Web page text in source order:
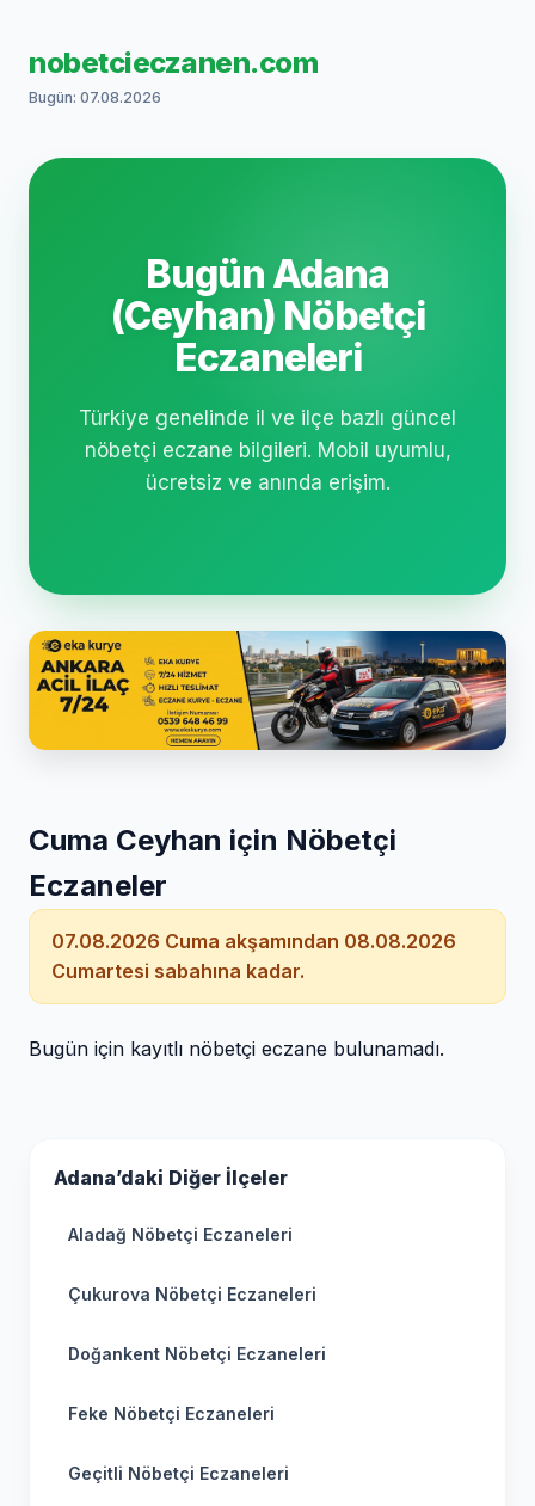
nobetcieczanen.com
Bugün: 07.08.2026
Bugün Adana
(Ceyhan) Nöbetçi
Eczaneleri
Türkiye genelinde il ve ilçe bazlı güncel
nöbetçi eczane bilgileri. Mobil uyumlu,
ücretsiz ve anında erişim.
Cuma Ceyhan için Nöbetçi
Eczaneler
07.08.2026 Cuma akşamından 08.08.2026
Cumartesi sabahına kadar.
Bugün için kayıtlı nöbetçi eczane bulunamadı.
Adana’daki Diğer İlçeler
Aladağ Nöbetçi Eczaneleri
Çukurova Nöbetçi Eczaneleri
Doğankent Nöbetçi Eczaneleri
Feke Nöbetçi Eczaneleri
Geçitli Nöbetçi Eczaneleri